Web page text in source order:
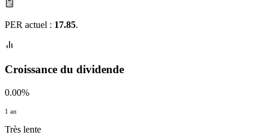
PER actuel : 17.85.
Croissance du dividende
0.00%
1 an
Très lente